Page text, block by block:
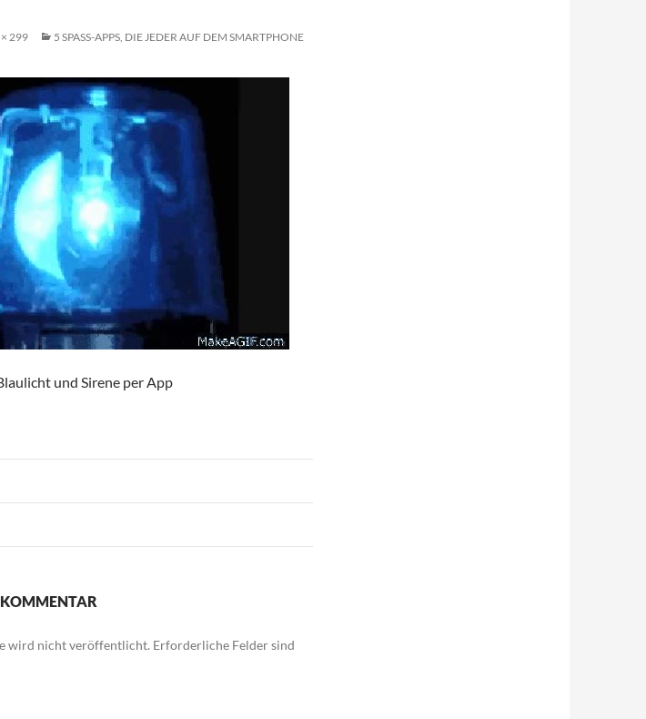
299
5 SPASS-APPS, DIE JEDER AUF DEM SMARTPHONE H
und Sirene per App
wird nicht veröffentlicht. Erforderliche Felder sind